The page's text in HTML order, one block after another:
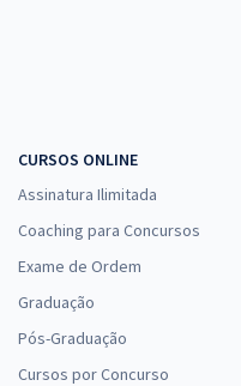
CURSOS ONLINE
Assinatura Ilimitada
Coaching para Concursos
Exame de Ordem
Graduação
Pós-Graduação
Cursos por Concurso